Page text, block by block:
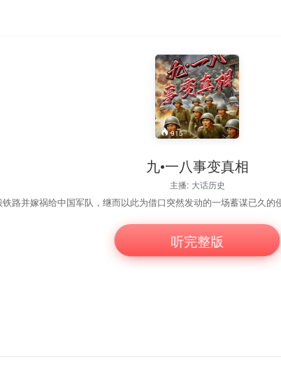
915
九•一八事变真相
主播: 大话历史
听完整版